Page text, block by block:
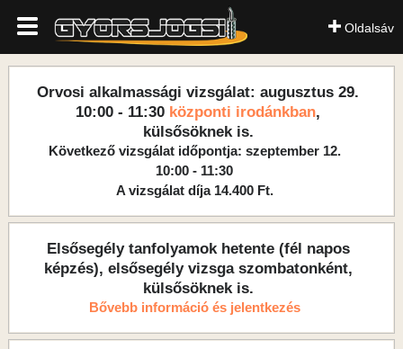
Oldalsáv
Orvosi alkalmassági vizsgálat: augusztus 29.
10:00 - 11:30 központi irodánkban,
külsősöknek is.
Következő vizsgálat időpontja: szeptember 12.
10:00 - 11:30
A vizsgálat díja 14.400 Ft.
Elsősegély tanfolyamok hetente (fél napos
képzés), elsősegély vizsga szombatonként,
külsősöknek is.
Bővebb információ és jelentkezés